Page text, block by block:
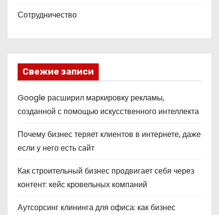
Сотрудничество
Свежие записи
Google расширил маркировку рекламы,
созданной с помощью искусственного интеллекта
Почему бизнес теряет клиентов в интернете, даже
если у него есть сайт
Как строительный бизнес продвигает себя через
контент: кейс кровельных компаний
Аутсорсинг клининга для офиса: как бизнес